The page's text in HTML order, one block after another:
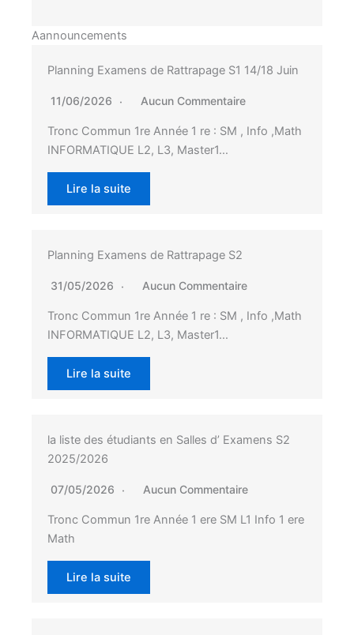
Aannouncements
Planning Examens de Rattrapage S1 14/18 Juin
11/06/2026 Aucun Commentaire
Tronc Commun 1re Année 1 re : SM , Info ,Math
INFORMATIQUE L2, L3, Master1…
Lire la suite
Planning Examens de Rattrapage S2
31/05/2026 Aucun Commentaire
Tronc Commun 1re Année 1 re : SM , Info ,Math
INFORMATIQUE L2, L3, Master1…
Lire la suite
la liste des étudiants en Salles d’ Examens S2
2025/2026
07/05/2026 Aucun Commentaire
Tronc Commun 1re Année 1 ere SM L1 Info 1 ere
Math
Lire la suite